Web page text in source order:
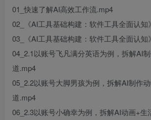
01_快速了解AI高效工作流.mp4
02_《AI工具基础构建：软件工具全面认知
03_《AI工具基础构建：软件工具全面认知
04_2.1以账号飞凡满分英语为例，拆解AI
道.mp4
05_2.2以账号大脚男孩为例，拆解AI制作
道.mp4
06_2.3以账号小确幸为例，拆解AI动画+生